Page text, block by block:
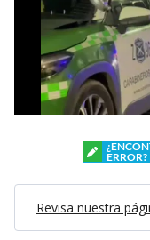
ERROR?
Revisa nuestra